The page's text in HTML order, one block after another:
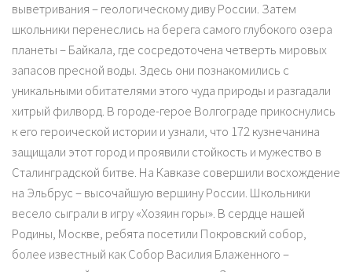
выветривания – геологическому диву России. Затем
школьники перенеслись на берега самого глубокого озера
планеты – Байкала, где сосредоточена четверть мировых
запасов пресной воды. Здесь они познакомились с
уникальными обитателями этого чуда природы и разгадали
хитрый филворд. В городе-герое Волгограде прикоснулись
к его героической истории и узнали, что 172 кузнечанина
защищали этот город и проявили стойкость и мужество в
Сталинградской битве. На Кавказе совершили восхождение
на Эльбрус – высочайшую вершину России. Школьники
весело сыграли в игру «Хозяин горы». В сердце нашей
Родины, Москве, ребята посетили Покровский собор,
более известный как Собор Василия Блаженного –